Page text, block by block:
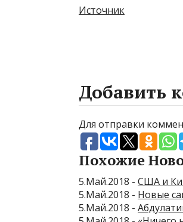
Источник
Добавить
Для отправки
Похожие
5.Май.2018 - США и
5.Май.2018 - Новые
5.Май.2018 -